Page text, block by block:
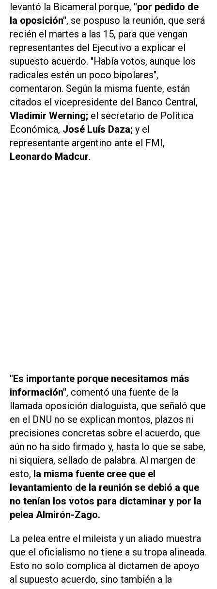
levantó la Bicameral porque, "por pedido de
la oposición", se pospuso la reunión, que será
recién el martes a las 15, para que vengan
representantes del Ejecutivo a explicar el
supuesto acuerdo. "Había votos, aunque los
radicales estén un poco bipolares",
comentaron. Según la misma fuente, están
citados el vicepresidente del Banco Central,
Vladimir Werning; el secretario de Política
Económica, José Luís Daza; y el
representante argentino ante el FMI,
Leonardo Madcur.
"Es importante porque necesitamos más
información", comentó una fuente de la
llamada oposición dialoguista, que señaló que
en el DNU no se explican montos, plazos ni
precisiones concretas sobre el acuerdo, que
aún no ha sido firmado y, hasta lo que se sabe,
ni siquiera, sellado de palabra. Al margen de
esto, la misma fuente cree que el
levantamiento de la reunión se debió a que
no tenían los votos para dictaminar y por la
pelea Almirón-Zago.
La pelea entre el mileista y un aliado muestra
que el oficialismo no tiene a su tropa alineada.
Esto no solo complica al dictamen de apoyo
al supuesto acuerdo, sino también a la